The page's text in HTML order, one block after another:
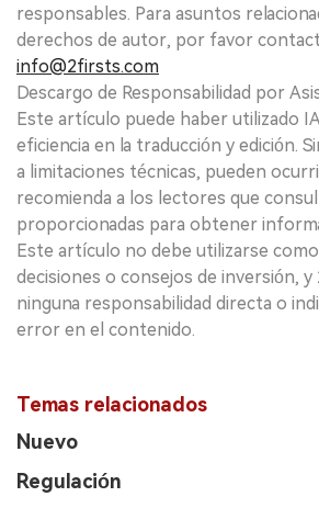
responsables. Para asuntos
derechos de autor, por favor
info@2firsts.com
Descargo de Responsabilidad por
Este artículo puede haber utilizado
eficiencia en la traducción y edición.
a limitaciones técnicas, pueden
recomienda a los lectores que
proporcionadas para obtener
Este artículo no debe utilizarse
decisiones o consejos de inversión, y
ninguna responsabilidad directa o
error en el contenido.
Temas relacionados
Nuevo
Regulación